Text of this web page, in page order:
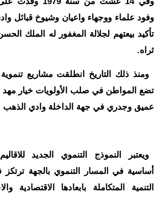
وفود علماء ووجهاء واعيان وشيوخ قبائل
تأكيد بيعتهم لجلالة المغفور له الملك
ثراه.
ومنذ ذلك التاريخ انطلقت مشاريع
تضع المواطن في صلب الأولويات خيار
عميق وجدري في جهة الداخلة وادي الذهب
ويعتبر النموذج التنموي الجديد
أساسية في المسار التنموي بالجهة
التنمية المتكاملة بابعادها الاقتصادية